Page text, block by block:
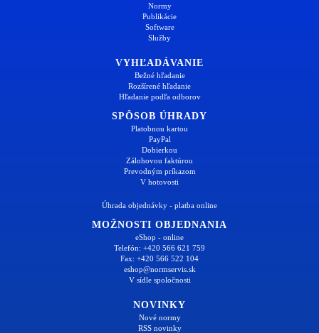
Normy
Publikácie
Software
Služby
VYHĽADÁVANIE
Bežné hľadanie
Rozšírené hľadanie
Hľadanie podľa odborov
SPÔSOB ÚHRADY
Platobnou kartou
PayPal
Dobierkou
Zálohovou faktúrou
Prevodným príkazom
V hotovosti
Úhrada objednávky - platba online
MOŽNOSTI OBJEDNANIA
eShop - online
Telefón: +420 566 621 759
Fax: +420 566 522 104
eshop@normservis.sk
V sídle spoločnosti
NOVINKY
Nové normy
RSS novinky